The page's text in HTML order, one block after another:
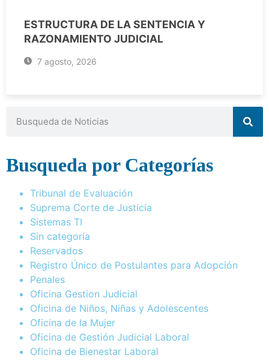
ESTRUCTURA DE LA SENTENCIA Y
RAZONAMIENTO JUDICIAL
7 agosto, 2026
Busqueda por Categorías
Tribunal de Evaluación
Suprema Corte de Justicia
Sistemas TI
Sin categoría
Reservados
Registro Único de Postulantes para Adopción
Penales
Oficina Gestion Judicial
Oficina de Niños, Niñas y Adolescentes
Oficina de la Mujer
Oficina de Gestión Judicial Laboral
Oficina de Bienestar Laboral